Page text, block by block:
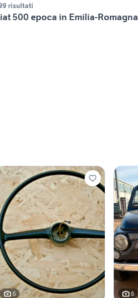
risultati
500 epoca in Emilia-Romagna
6 6